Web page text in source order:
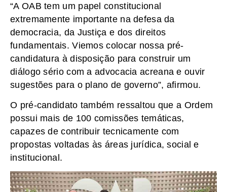
“A OAB tem um papel constitucional
extremamente importante na defesa da
democracia, da Justiça e dos direitos
fundamentais. Viemos colocar nossa pré-
candidatura à disposição para construir um
diálogo sério com a advocacia acreana e ouvir
sugestões para o plano de governo”, afirmou.
O pré-candidato também ressaltou que a Ordem
possui mais de 100 comissões temáticas,
capazes de contribuir tecnicamente com
propostas voltadas às áreas jurídica, social e
institucional.